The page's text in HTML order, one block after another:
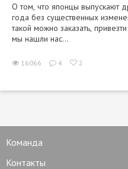
О том, что японцы выпускают
года без существенных
такой можно заказать,
мы нашли нас...
16066 4 2
Команда
Контакты